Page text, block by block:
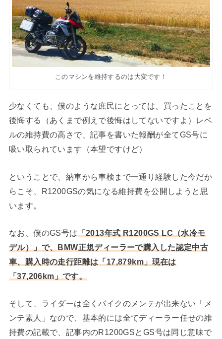
このマシンを維持するのは大変です！
少なくても、僕のような庶民にとっては、買ったことを
後悔する（あくまで例えで後悔はしてないですよ）レベ
ルの維持費の高さで、記事を書いた報酬が全てGS号に
吸い取られています（本望ですけど）
ということで、納車から車検まで一通り経験した今だか
らこそ、R1200GSの気になる維持費を公開しようと思
います。
なお、僕のGS号は 「2013年式 R1200GS LC（水冷モ
デル）」で、BMW正規ディーラーで購入した認定中古
車、購入時の走行距離は「17,879km」現在は
「37,206km」です。
そして、ライダーは全くバイクのメンテが出来ない「メ
ンテ素人」なので、基本的には全てディーラー任せの維
持費の記載で、記事内のR1200GSとGS号は同じ意味で